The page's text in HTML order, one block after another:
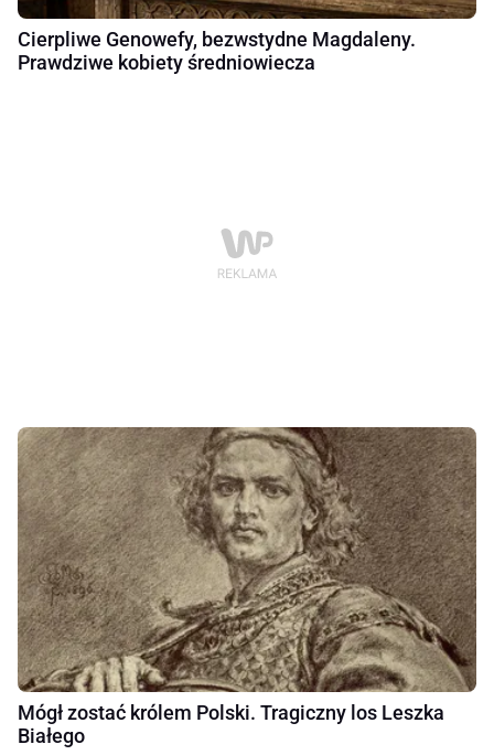
Cierpliwe Genowefy, bezwstydne Magdaleny.
Prawdziwe kobiety średniowiecza
Mógł zostać królem Polski. Tragiczny los Leszka
Białego